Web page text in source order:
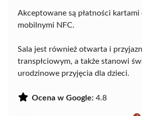
Akceptowane są płatności kartami
mobilnymi NFC.
Sala jest również otwarta i
transpłciowym, a także stanowi
urodzinowe przyjęcia dla dzieci.
Ocena w Google: 4.8